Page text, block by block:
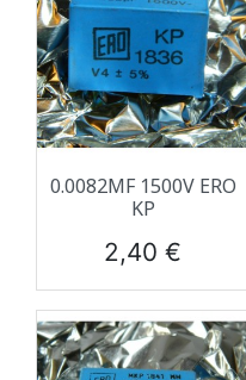
0.0082ΜF 1500V ERO
KP
Prix
2,40 €